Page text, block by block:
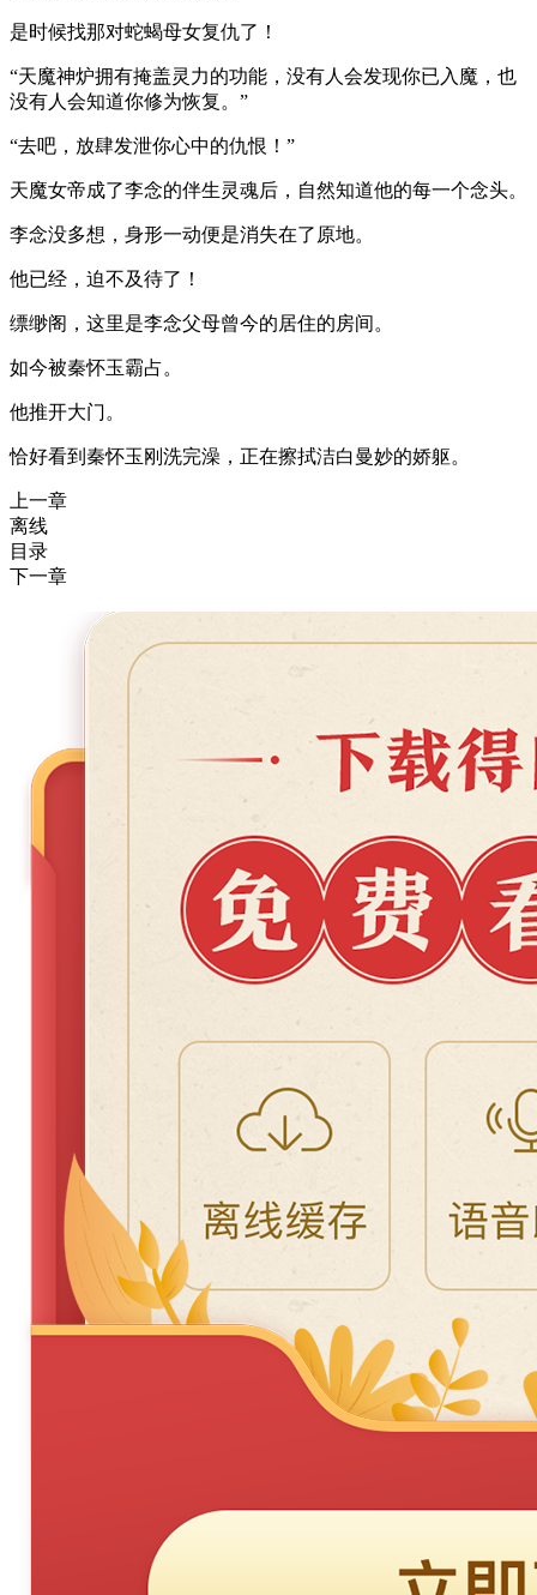
是时候找那对蛇蝎母女复仇了！
“天魔神炉拥有掩盖灵力的功能，没有人会发现你已入魔，也
没有人会知道你修为恢复。”
“去吧，放肆发泄你心中的仇恨！”
天魔女帝成了李念的伴生灵魂后，自然知道他的每一个念头。
李念没多想，身形一动便是消失在了原地。
他已经，迫不及待了！
缥缈阁，这里是李念父母曾今的居住的房间。
如今被秦怀玉霸占。
他推开大门。
恰好看到秦怀玉刚洗完澡，正在擦拭洁白曼妙的娇躯。
上一章
离线
目录
下一章